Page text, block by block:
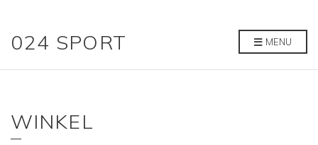
024 SPORT MENU
WINKEL